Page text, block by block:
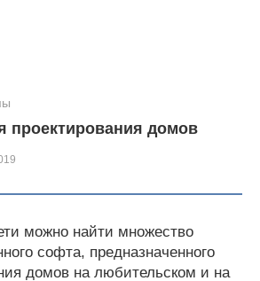
проектирования домов
можно найти множество
софта, предназначенного
домов на любительском и на